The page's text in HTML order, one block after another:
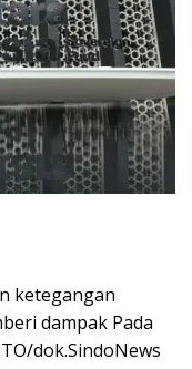
ketegangan
dampak Pada
dok.SindoNews